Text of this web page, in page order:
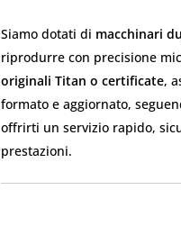
Siamo dotati di macchinari
riprodurre con precisione
originali Titan o certificate,
formato e aggiornato,
offrirti un servizio rapido,
prestazioni.